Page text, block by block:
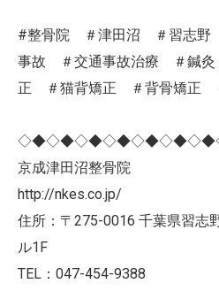
#整骨院 ＃津田沼 ＃習志野
事故 ＃交通事故治療 ＃鍼
正 ＃猫背矯正 ＃背骨矯正
京成津田沼整骨院
http://nkes.co.jp/
住所：〒275-0016 千葉県習志
ル1F
TEL：047-454-9388